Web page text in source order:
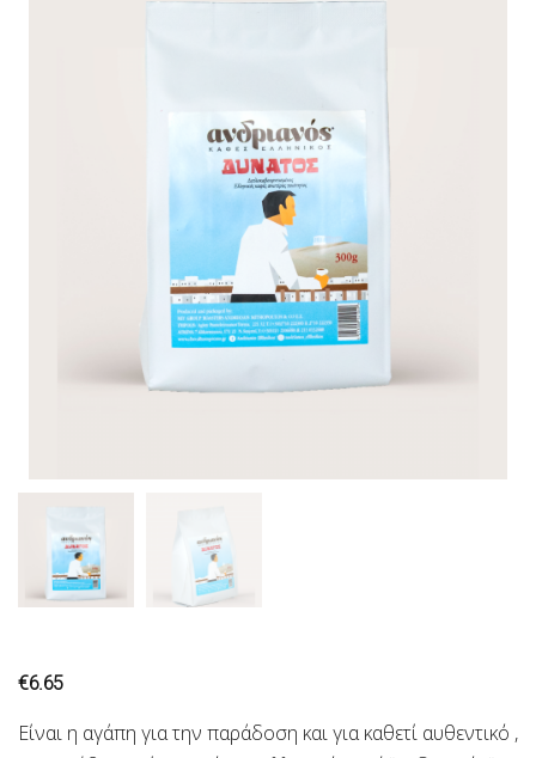
€6.65
Είναι η αγάπη για την παράδοση και για καθετί αυθεντικό ,